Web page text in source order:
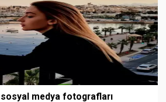
medya fotografları